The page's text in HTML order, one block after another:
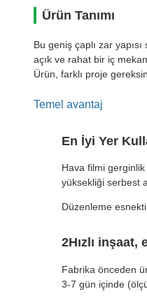
Ürün Tanımı
Bu geniş çaplı zar
açık ve rahat bir iç
Ürün, farklı proje
Temel avantaj
En İyi Yer
Hava filmi
yüksekliği serbest
Düzenleme
2Hızlı
Fabrika önceden
3-7 gün içinde